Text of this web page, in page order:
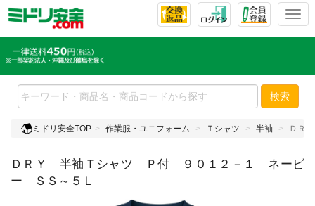
T
l
e
n
v
g
検索
ミドリ安全TOP 作業服・ユニフォーム Ｔシャツ 半袖 ＤＲ
ＤＲＹ 半袖Ｔシャツ Ｐ付 ９０１２－１ ネービ
ー ＳＳ～５Ｌ